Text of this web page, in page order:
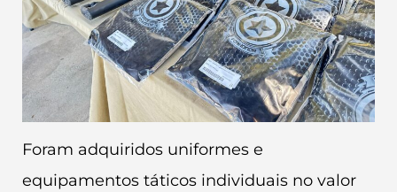
Foram adquiridos uniformes e
equipamentos táticos individuais no valor